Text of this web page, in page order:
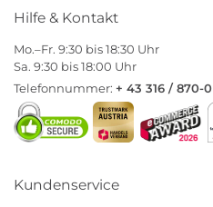
Hilfe & Kontakt
Mo.–Fr. 9:30 bis 18:30 Uhr
Sa. 9:30 bis 18:00 Uhr
Telefonnummer: + 43 316 / 870-0
Kundenservice